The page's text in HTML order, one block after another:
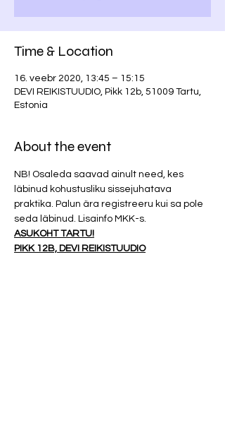
Time & Location
16. veebr 2020, 13:45 – 15:15
DEVI REIKISTUUDIO, Pikk 12b, 51009 Tartu,
Estonia
About the event
NB! Osaleda saavad ainult need, kes
läbinud kohustusliku sissejuhatava
praktika. Palun ära registreeru kui sa pole
seda läbinud. Lisainfo MKK-s.
ASUKOHT TARTU!
PIKK 12B, DEVI REIKISTUUDIO